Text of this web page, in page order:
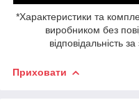
*Характеристики та
виробником без
відповідальність
Приховати